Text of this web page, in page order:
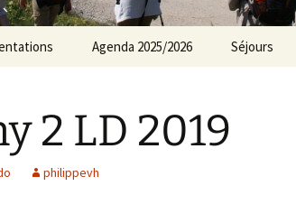
Agenda 2025/2026
Agenda 2023/2024
Agenda 2022/2023
Séjours
2 LD 2019
philippevh